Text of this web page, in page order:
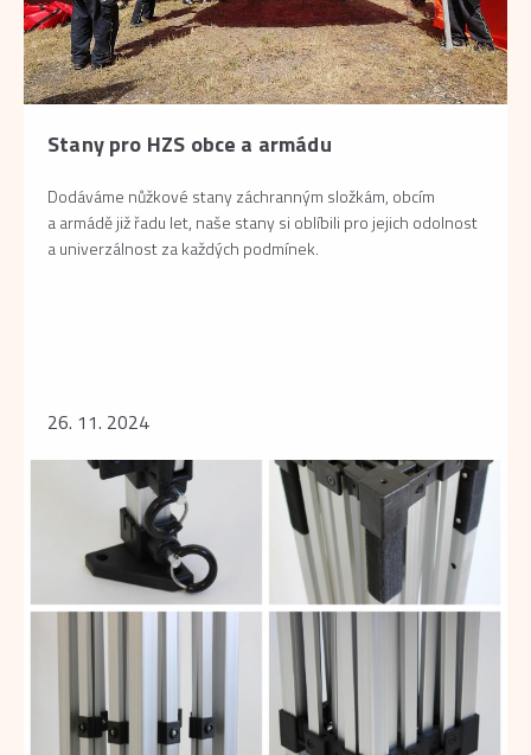
Stany pro HZS obce a armádu
Dodáváme nůžkové stany záchranným složkám, obcím
a armádě již řadu let, naše stany si oblíbili pro jejich odolnost
a univerzálnost za každých podmínek.
26. 11. 2024